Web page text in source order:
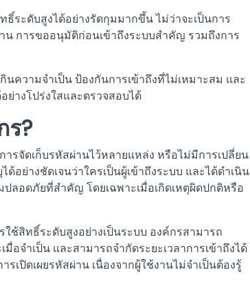
ระดับสูงได้อย่างรัดกุมมากขึ้น ไม่ว่าจะเป็นการ
น การขออนุมัติก่อนเข้าถึงระบบสำคัญ รวมถึงการ
ความจำเป็น ป้องกันการเข้าถึงที่ไม่เหมาะสม และ
างโปร่งใสและตรวจสอบได้
ร?
จัดเก็บรหัสผ่านไว้หลายแหล่ง หรือไม่มีการเปลี่ยน
อย่างชัดเจนว่าใครเป็นผู้เข้าถึงระบบ และได้ดำเนิน
ลอดภัยที่สำคัญ โดยเฉพาะเมื่อเกิดเหตุผิดปกติหรือ
ช้สิทธิ์ระดับสูงอย่างเป็นระบบ องค์กรสามารถ
อจำเป็น และสามารถจำกัดระยะเวลาการเข้าถึงได้
เปิดเผยรหัสผ่าน เนื่องจากผู้ใช้งานไม่จำเป็นต้องรู้